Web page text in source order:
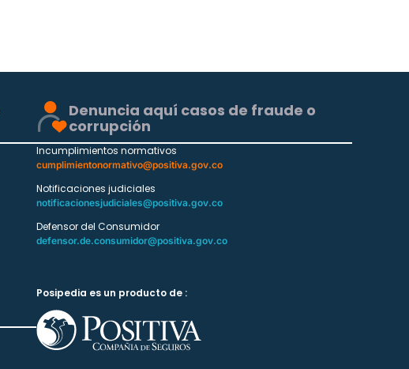
Denuncia aquí casos de fraude o
corrupción
Incumplimientos normativos
cumplimientonormativo@positiva.gov.co
Notificaciones judiciales
notificacionesjudiciales@positiva.gov.co
Defensor del Consumidor
defensor.de.consumidor@positiva.gov.co
Posipedia es un producto de :